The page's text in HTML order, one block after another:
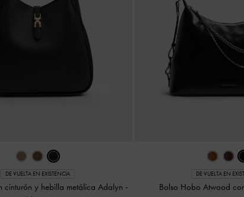
DE VUELTA EN EXISTENCIA
cinturón y hebilla metálica Adalyn -
DE VUELTA EN
Bolso Hobo Atwood